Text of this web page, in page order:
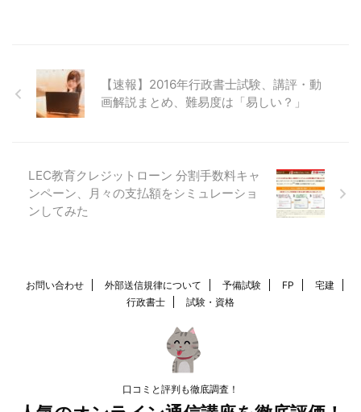
【速報】2016年行政書士試験、講評・動
画解説まとめ、難易度は「易しい？」
LEC教育クレジットローン 分割手数料キャ
ンペーン、月々の支払額をシミュレーショ
ンしてみた
お問い合わせ 外部送信規律について 予備試験 FP
宅建
行政書士
試験・資格
口コミと評判も徹底調査！